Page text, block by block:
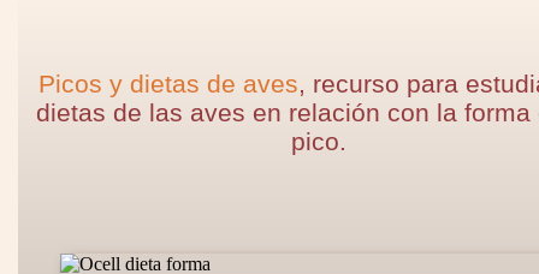
Picos y dietas de aves, recurso para
dietas de las aves en relación con la forma
pico.